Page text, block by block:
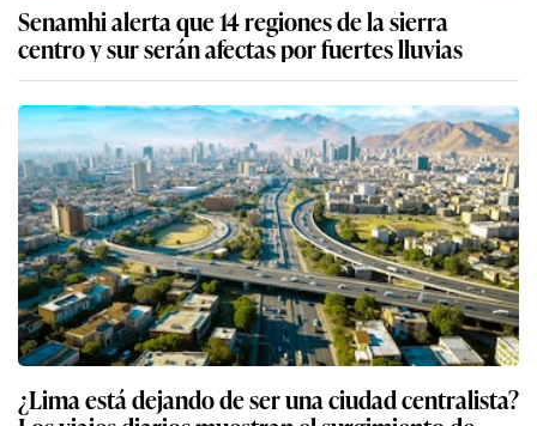
Senamhi alerta que 14 regiones de la sierra
centro y sur serán afectas por fuertes lluvias
¿Lima está dejando de ser una ciudad centralista?